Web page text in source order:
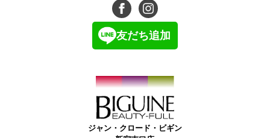
ジャン・クロード・ビギン
友だち追加